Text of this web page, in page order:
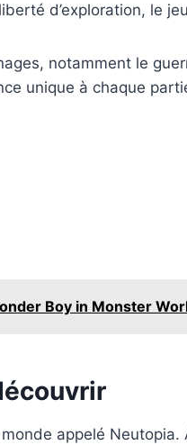
d’exploration, le
notamment le
unique à chaque
Boy in Monster
monde appelé